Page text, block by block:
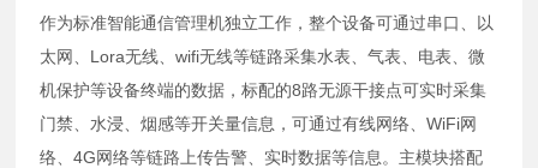
作为标准智能通信管理机独立工作，整个设备可通过串口、以
太网、Lora无线、wifi无线等链路采集水表、气表、电表、微
机保护等设备终端的数据，标配的8路无源干接点可实时采集
门禁、水浸、烟感等开关量信息，可通过有线网络、WiFi网
络、4G网络等链路上传告警、实时数据等信息。主模块搭配